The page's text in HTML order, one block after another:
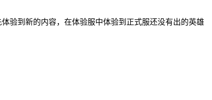
验到新的内容，在体验服中体验到正式服还没有出的英雄